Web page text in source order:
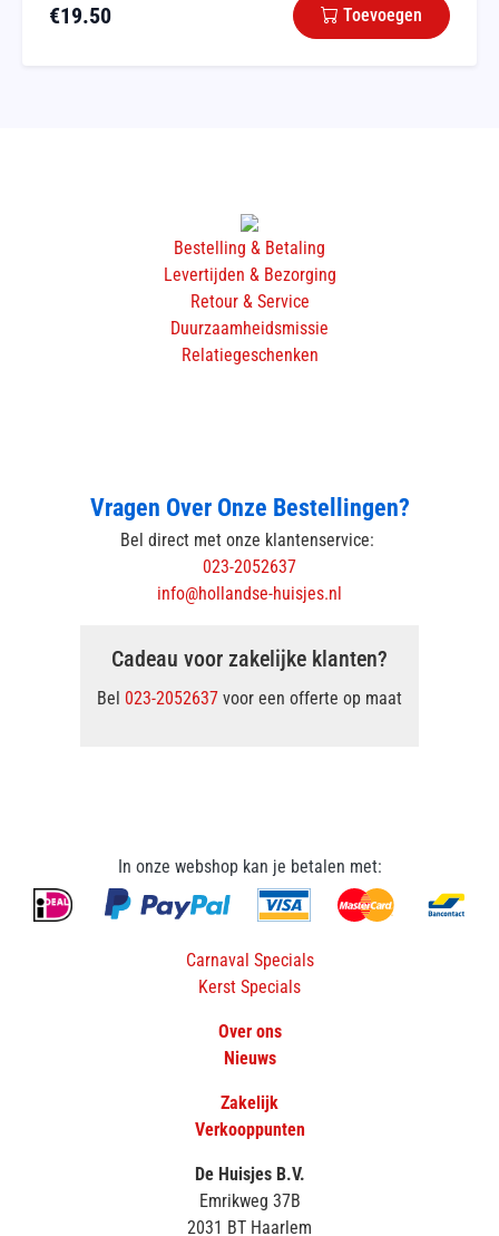
€19.50 Toevoegen
Bestelling & Betaling
Levertijden & Bezorging
Retour & Service
Duurzaamheidsmissie
Relatiegeschenken
Vragen Over Onze Bestellingen?
Bel direct met onze klantenservice:
023-2052637
info@hollandse-huisjes.nl
Cadeau voor zakelijke klanten?
Bel 023-2052637 voor een offerte op maat
In onze webshop kan je betalen met:
Carnaval Specials
Kerst Specials
Over ons
Nieuws
Zakelijk
Verkooppunten
De Huisjes B.V.
Emrikweg 37B
2031 BT Haarlem